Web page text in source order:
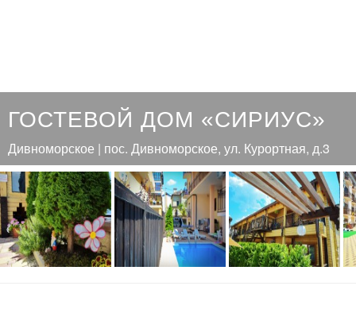
ГОСТЕВОЙ ДОМ «СИРИУС»
Дивноморское | пос. Дивноморское, ул. Курортная, д.3